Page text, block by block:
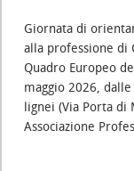
Giornata di
alla professione di
Quadro Europeo
maggio 2026,
lignei (Via Porta di
Associazione